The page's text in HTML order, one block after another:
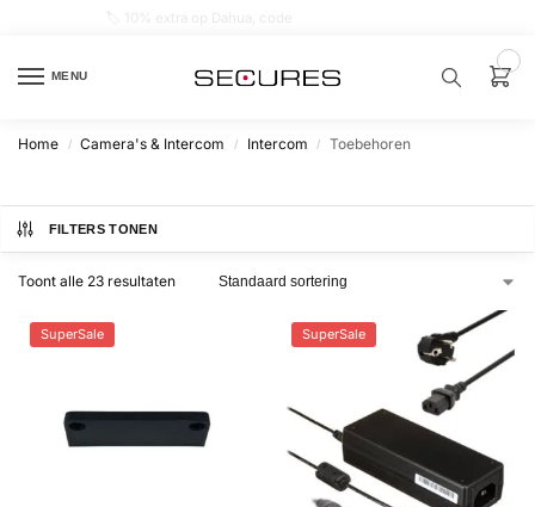
MENU
P
P
Alarm
samenstellen
Home / Camera's & Intercom / Intercom / Toebehoren
FILTERS TONEN
Toont alle 23 resultaten
SuperSale SuperSale